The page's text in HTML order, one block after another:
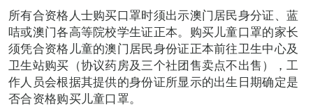
所有合资格人士购买口罩时须出示澳门居民身分证、蓝
咭或澳门各高等院校学生证正本。购买儿童口罩的家长
须凭合资格儿童的澳门居民身份证正本前往卫生中心及
卫生站购买（协议药房及三个社团售卖点不出售），工
作人员会根据其提供的身份证所显示的出生日期确定是
否合资格购买儿童口罩。